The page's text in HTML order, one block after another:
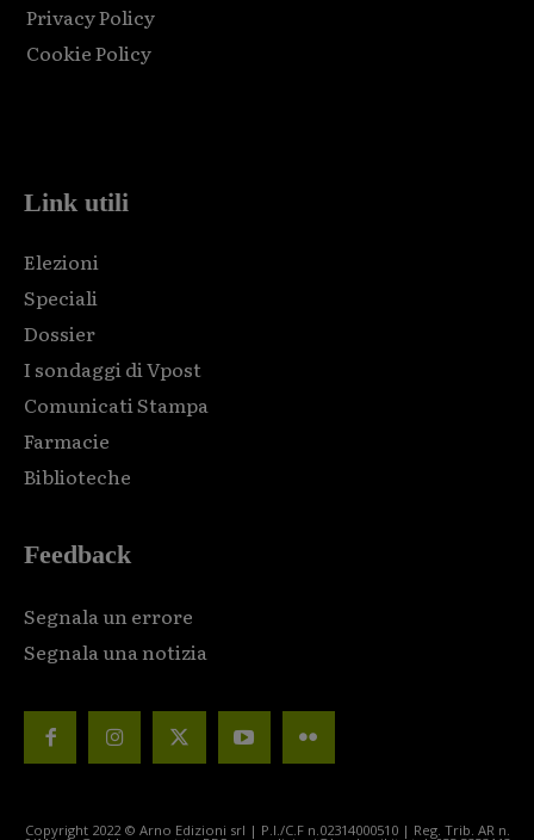
Privacy Policy
Cookie Policy
Link utili
Elezioni
Speciali
Dossier
I sondaggi di Vpost
Comunicati Stampa
Farmacie
Biblioteche
Feedback
Segnala un errore
Segnala una notizia
Copyright 2022 © Arno Edizioni srl | P.I./C.F n.02314000510 | Reg. Trib. AR n.